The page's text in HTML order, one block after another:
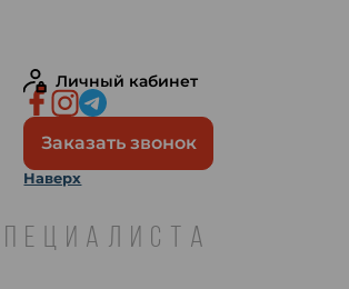
Личный кабинет
Заказать звонок
Наверх